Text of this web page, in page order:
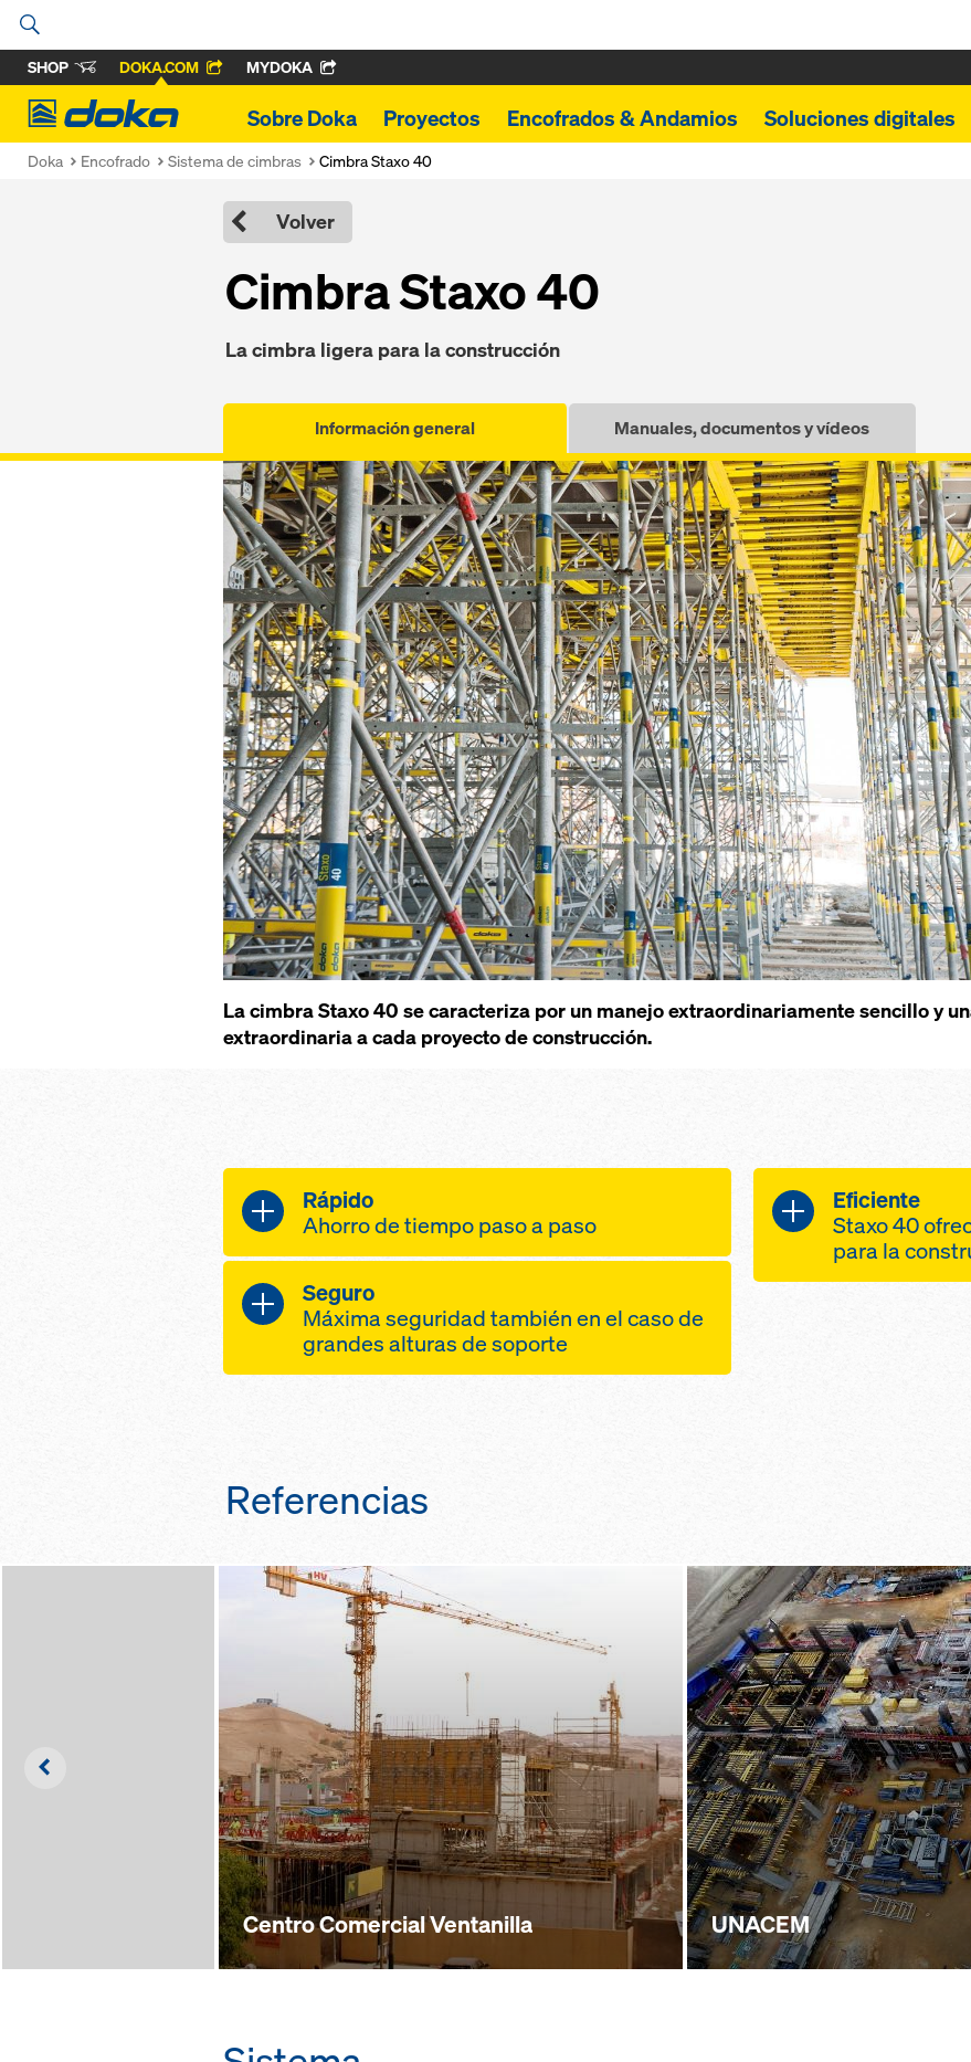
SHOP DOKA.COM MYDOKA
Doka
Sobre Doka Proyectos Encofrados & Andamios Soluciones digitales
Doka Encofrado Sistema de cimbras Cimbra Staxo 40
Volver
Cimbra Staxo 40
La cimbra ligera para la construcción
Información general Manuales, documentos y vídeos
La cimbra Staxo 40 se caracteriza por un manejo extraordinariamente sencillo y
extraordinaria a cada proyecto de construcción.
Rápido
Ahorro de tiempo paso a paso
montaje rápido gracias a pocas
piezas especialmente ligeras
marcos en H ergonómicos: más
crucetas diagonales con códigos de
Seguro
Máxima seguridad también en el caso de
grandes alturas de soporte
premontaje en posición horizontal
gracias a conexiones resistentes a
escaleras de acceso estables
puntos de enganche para el arnés
aprobados para el equipamiento de
seguridad personal
Eficiente
Staxo 40
para la
manejo
lógico y
Referencias
Centro Comercial Ventanilla UNACEM
Left